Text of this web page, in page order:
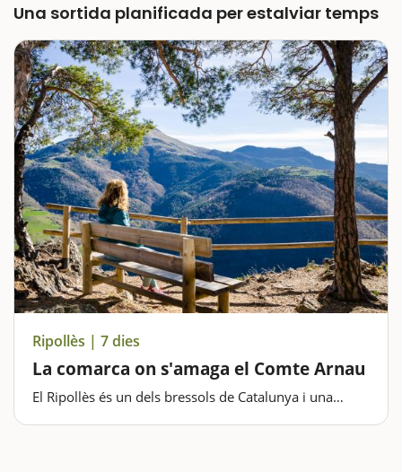
Una sortida planificada per estalviar temps
Ripollès | 7 dies
La comarca on s'amaga el Comte Arnau
El Ripollès és un dels bressols de Catalunya i una